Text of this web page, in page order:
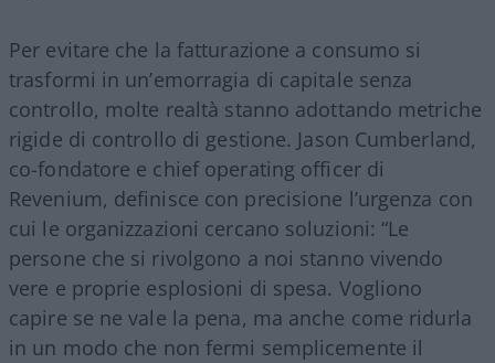
Per evitare che la fatturazione a consumo si
trasformi in un’emorragia di capitale senza
controllo, molte realtà stanno adottando metriche
rigide di controllo di gestione. Jason Cumberland,
co-fondatore e chief operating officer di
Revenium, definisce con precisione l’urgenza con
cui le organizzazioni cercano soluzioni: “Le
persone che si rivolgono a noi stanno vivendo
vere e proprie esplosioni di spesa. Vogliono
capire se ne vale la pena, ma anche come ridurla
in un modo che non fermi semplicemente il